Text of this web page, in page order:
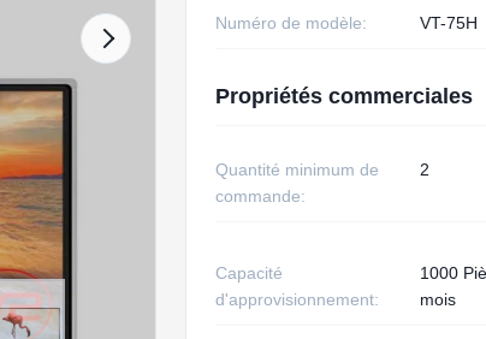
Numéro de modèle: VT-75H
Propriétés commerciales
Quantité minimum de
commande:
2
Capacité
d'approvisionnement:
1000
mois